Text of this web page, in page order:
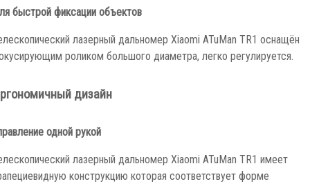
быстрой фиксации объектов
лазерный дальномер Xiaomi ATuMan TR1 оснащён
роликом большого диаметра, легко регулируется.
дизайн
одной рукой
лазерный дальномер Xiaomi ATuMan TR1 имеет
конструкцию которая соответствует форме